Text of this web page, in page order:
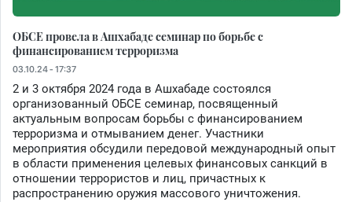
ОБСЕ провела в Ашхабаде семинар по борьбе с
финансированием терроризма
03.10.24 - 17:37
2 и 3 октября 2024 года в Ашхабаде состоялся
организованный ОБСЕ семинар, посвященный
актуальным вопросам борьбы с финансированием
терроризма и отмыванием денег. Участники
мероприятия обсудили передовой международный опыт
в области применения целевых финансовых санкций в
отношении террористов и лиц, причастных к
распространению оружия массового уничтожения.